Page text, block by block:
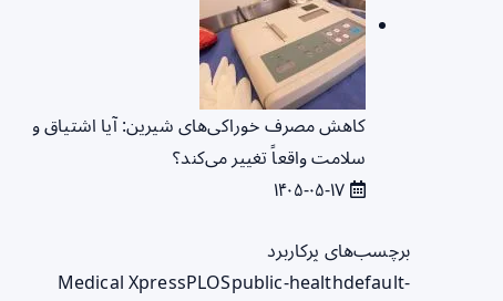
کاهش مصرف خوراکی‌های شیرین: آیا اشتیاق و
سلامت واقعاً تغییر می‌کند؟
برچسب‌های پرکاربرد
Medical XpressPLOSpublic-healthdefault-